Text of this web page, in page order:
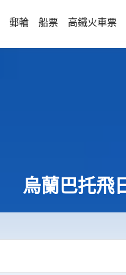
郵輪 船票 高鐵火車票
烏蘭巴托飛